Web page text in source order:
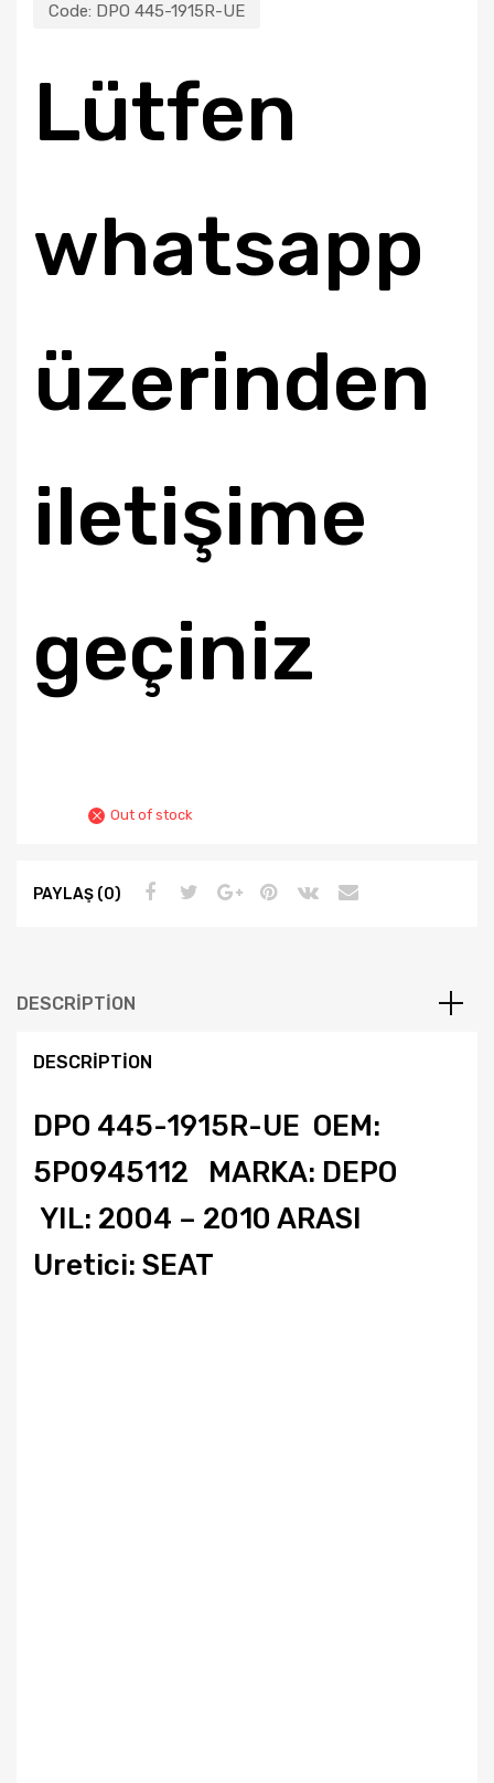
Code: DPO 445-1915R-UE
Lütfen
whatsapp
üzerinden
iletişime
geçiniz
Out of stock
PAYLAŞ (0)
DESCRIPTION
DESCRIPTION
DPO 445-1915R-UE OEM:
5P0945112 MARKA: DEPO
YIL: 2004 – 2010 ARASI
Uretici: SEAT